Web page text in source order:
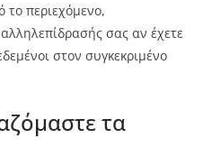
περιεχόμενο,
σας αν έχετε
στον συγκεκριμένο
τα